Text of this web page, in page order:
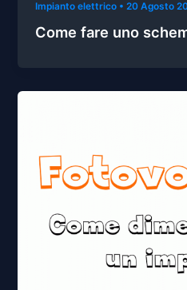
Impianto elettrico •20 Agosto
Come fare uno